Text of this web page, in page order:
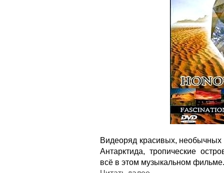
Видеоряд красивых,
Антарктида, тропические
всё в этом музыкальном фильме.